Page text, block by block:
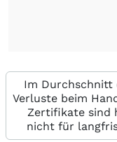
Im Durchschnitt
Verluste beim
Zertifikate sind
nicht für